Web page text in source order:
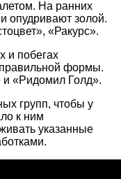
На ранних
опудривают золой.
«Ракурс».
и побегах
формы.
«Ридомил Голд».
групп, чтобы у
к ним
указанные